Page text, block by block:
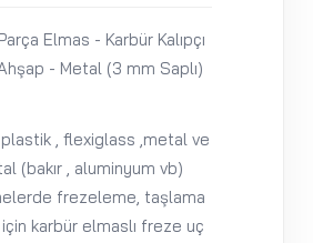
Elmas - Karbür Kalıpçı
- Metal (3 mm Saplı)
, flexiglass ,metal ve
(bakır , aluminyum vb)
frezeleme, taşlama
karbür elmaslı freze uç